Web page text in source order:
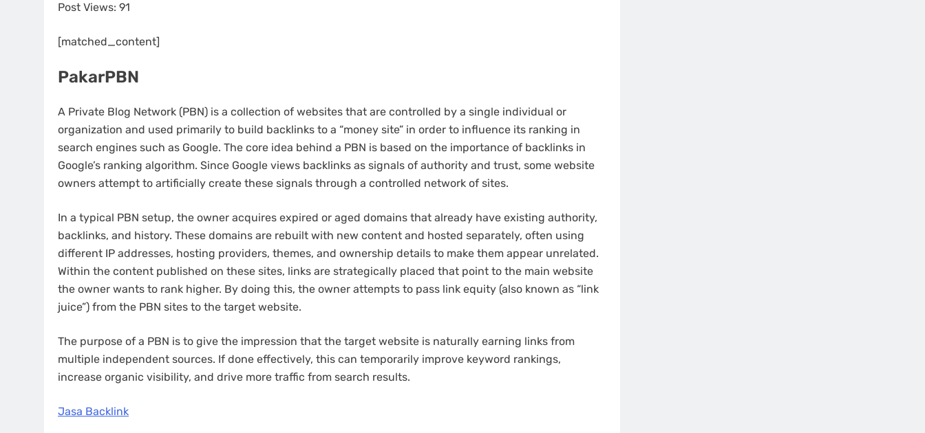
Post Views: 91
[matched_content]
PakarPBN
A Private Blog Network (PBN) is a collection of websites that are controlled by a single individual or
organization and used primarily to build backlinks to a “money site” in order to influence its ranking in
search engines such as Google. The core idea behind a PBN is based on the importance of backlinks in
Google’s ranking algorithm. Since Google views backlinks as signals of authority and trust, some website
owners attempt to artificially create these signals through a controlled network of sites.
In a typical PBN setup, the owner acquires expired or aged domains that already have existing authority,
backlinks, and history. These domains are rebuilt with new content and hosted separately, often using
different IP addresses, hosting providers, themes, and ownership details to make them appear unrelated.
Within the content published on these sites, links are strategically placed that point to the main website
the owner wants to rank higher. By doing this, the owner attempts to pass link equity (also known as “link
juice”) from the PBN sites to the target website.
The purpose of a PBN is to give the impression that the target website is naturally earning links from
multiple independent sources. If done effectively, this can temporarily improve keyword rankings,
increase organic visibility, and drive more traffic from search results.
Jasa Backlink